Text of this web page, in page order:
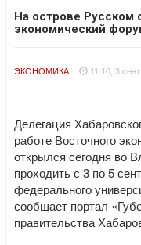
На острове Русском
экономический
ЭКОНОМИКА 11:10, 3
Делегация
работе Восточного
открылся сегодня во
проходить с 3 по 5
федерального
сообщает портал
правительства